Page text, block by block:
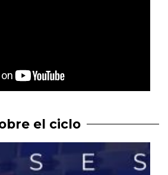
el ciclo